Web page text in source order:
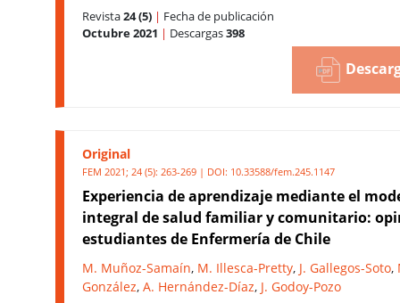
Revista24 (5) | Fecha de publicación
Octubre 2021 | Descargas398
Original
FEM 2021; 24 (5): 263-269 | DOI: 10.33588/fem.245.1147
Experiencia de aprendizaje mediante el
integral de salud familiar y comunitario:
estudiantes de Enfermería de Chile
M. Muñoz-Samaín, M. Illesca-Pretty, J. Gallegos-Soto,
González, A. Hernández-Díaz, J. Godoy-Pozo